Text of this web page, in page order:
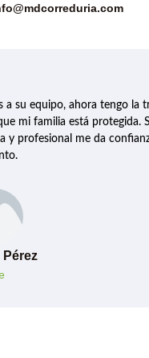
a su equipo, ahora tengo la
mi familia está protegida.
y profesional me da